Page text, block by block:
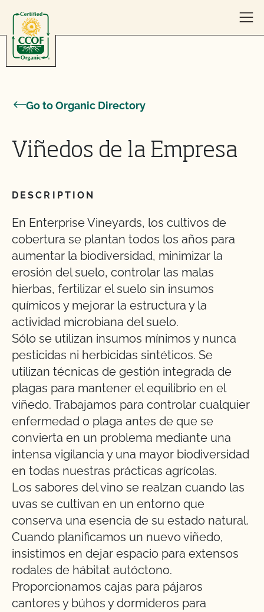
Go to Organic Directory
Viñedos de la Empresa
DESCRIPTION
En Enterprise Vineyards, los cultivos de
cobertura se plantan todos los años para
aumentar la biodiversidad, minimizar la
erosión del suelo, controlar las malas
hierbas, fertilizar el suelo sin insumos
químicos y mejorar la estructura y la
actividad microbiana del suelo.
Sólo se utilizan insumos mínimos y nunca
pesticidas ni herbicidas sintéticos. Se
utilizan técnicas de gestión integrada de
plagas para mantener el equilibrio en el
viñedo. Trabajamos para controlar cualquier
enfermedad o plaga antes de que se
convierta en un problema mediante una
intensa vigilancia y una mayor biodiversidad
en todas nuestras prácticas agrícolas.
Los sabores del vino se realzan cuando las
uvas se cultivan en un entorno que
conserva una esencia de su estado natural.
Cuando planificamos un nuevo viñedo,
insistimos en dejar espacio para extensos
rodales de hábitat autóctono.
Proporcionamos cajas para pájaros
cantores y búhos y dormideros para